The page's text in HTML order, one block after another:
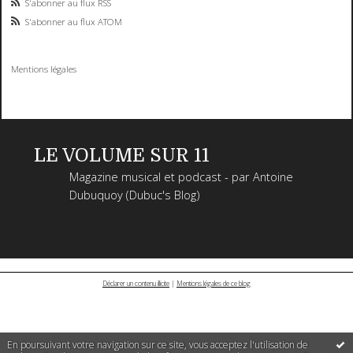
En poursuivant votre navigation sur ce site, vous acceptez l'utilisation de
S'abonner au flux RSS
S'abonner au flux ATOM
Mentions légales
LE VOLUME SUR 11
Magazine musical et podcast - par Antoine
Dubuquoy (Dubuc's Blog)
Déclarer un contenu illicite | Mentions légales de ce blog